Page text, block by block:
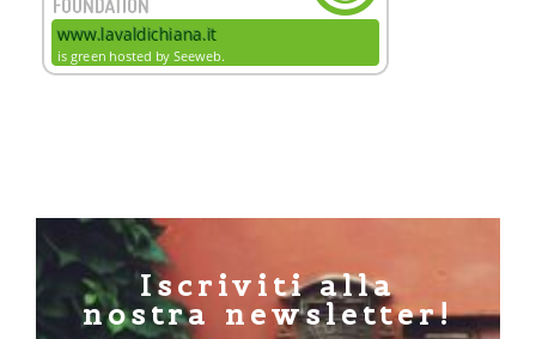
Iscriviti alla
nostra newsletter!